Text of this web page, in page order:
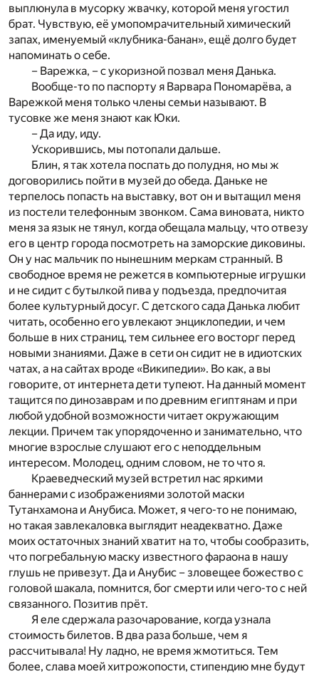
выплюнула в мусорку жвачку, которой меня угостил
брат. Чувствую, её умопомрачительный химический
запах, именуемый «клубника-банан», ещё долго будет
напоминать о себе.
– Варежка, – с укоризной позвал меня Данька.
Вообще-то по паспорту я Варвара Пономарёва, а
Варежкой меня только члены семьи называют. В
тусовке же меня знают как Юки.
– Да иду, иду.
Ускорившись, мы потопали дальше.
Блин, я так хотела поспать до полудня, но мы ж
договорились пойти в музей до обеда. Даньке не
терпелось попасть на выставку, вот он и вытащил меня
из постели телефонным звонком. Сама виновата, никто
меня за язык не тянул, когда обещала мальцу, что отвезу
его в центр города посмотреть на заморские диковины.
Он у нас мальчик по нынешним меркам странный. В
свободное время не режется в компьютерные игрушки
и не сидит с бутылкой пива у подъезда, предпочитая
более культурный досуг. С детского сада Данька любит
читать, особенно его увлекают энциклопедии, и чем
больше в них страниц, тем сильнее его восторг перед
новыми знаниями. Даже в сети он сидит не в идиотских
чатах, а на сайтах вроде «Википедии». Во как, а вы
говорите, от интернета дети тупеют. На данный момент
тащится по динозаврам и по древним египтянам и при
любой удобной возможности читает окружающим
лекции. Причем так упорядоченно и занимательно, что
многие взрослые слушают его с неподдельным
интересом. Молодец, одним словом, не то что я.
Краеведческий музей встретил нас яркими
баннерами с изображениями золотой маски
Тутанхамона и Анубиса. Может, я чего-то не понимаю,
но такая завлекаловка выглядит неадекватно. Даже
моих остаточных знаний хватит на то, чтобы сообразить,
что погребальную маску известного фараона в нашу
глушь не привезут. Да и Анубис – зловещее божество с
головой шакала, помнится, бог смерти или чего-то с ней
связанного. Позитив прёт.
Я еле сдержала разочарование, когда узнала
стоимость билетов. В два раза больше, чем я
рассчитывала! Ну ладно, не время жмотиться. Тем
более, слава моей хитрожопости, стипендию мне будут